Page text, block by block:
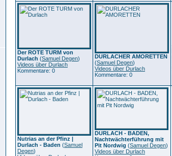
Der ROTE TURM von
Durlach (Samuel Degen)
Videos über Durlach
Kommentare: 0
DURLACHER AMORETTEN
(Samuel Degen)
Videos über Durlach
Kommentare: 0
Nutrias an der Pfinz |
Durlach - Baden (Samuel
Degen)
DURLACH - BADEN,
Nachtwächterführung mit
Pit Nordwig (Samuel Degen)
Videos über Durlach